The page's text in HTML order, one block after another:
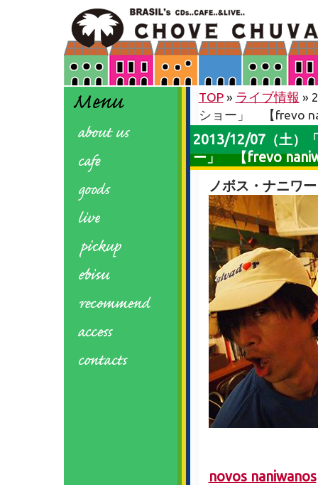
TOP» ライブ情報 »
ショー」 【frevo
2013/12/07（土）
ー」 【frevo
ノボス・ナニワ
novos naniwanos